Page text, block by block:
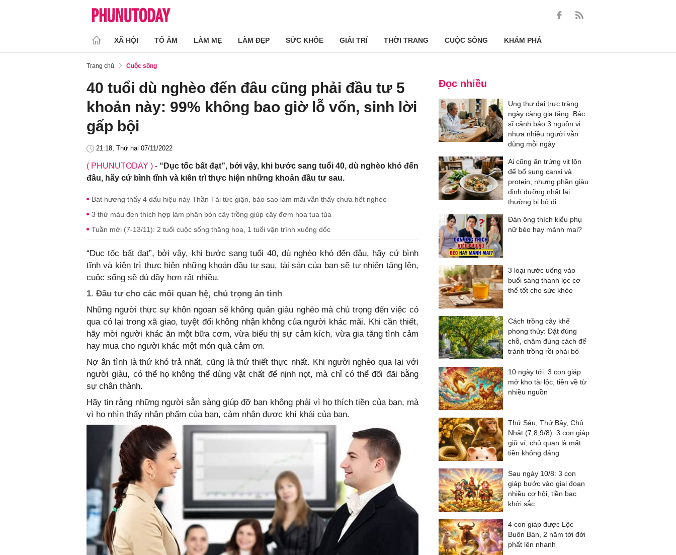
XÃ HỘI TỔ ẤM LÀM MẸ LÀM ĐẸP SỨC KHỎE GIẢI TRÍ THỜI TRANG CUỘC SỐNG KHÁM PHÁ
Trang chủ Cuộc sống
40 tuổi dù nghèo đến đâu cũng phải đầu tư 5
khoản này: 99% không bao giờ lỗ vốn, sinh lời
gấp bội
21:18, Thứ hai 07/11/2022
( PHUNUTODAY ) - “Dục tốc bất đạt”, bởi vậy, khi bước sang tuổi 40, dù nghèo khó đến
đâu, hãy cứ bình tĩnh và kiên trì thực hiện những khoản đầu tư sau.
Bát hương thấy 4 dấu hiệu này Thần Tài tức giận, bảo sao làm mãi vẫn thấy chưa hết nghèo
3 thứ màu đen thích hợp làm phân bón cây trồng giúp cây đơm hoa tua tủa
Tuần mới (7-13/11): 2 tuổi cuộc sống thăng hoa, 1 tuổi vận trình xuống dốc
“Dục tốc bất đạt”, bởi vậy, khi bước sang tuổi 40, dù nghèo khó đến đâu, hãy cứ bình
tĩnh và kiên trì thực hiện những khoản đầu tư sau, tài sản của bạn sẽ tự nhiên tăng lên,
cuộc sống sẽ đủ đầy hơn rất nhiều.
1. Đầu tư cho các mối quan hệ, chú trọng ân tình
Những người thực sự khôn ngoan sẽ không quản giàu nghèo mà chú trọng đến việc có
qua có lại trong xã giao, tuyệt đối không nhận không của người khác mãi. Khi cần thiết,
hãy mời người khác ăn một bữa cơm, vừa biểu thị sự cảm kích, vừa gia tăng tình cảm
hay mua cho người khác một món quà cảm ơn.
Nợ ân tình là thứ khó trả nhất, cũng là thứ thiết thực nhất. Khi người nghèo qua lại với
người giàu, có thể họ không thể dùng vật chất để nịnh nọt, mà chỉ có thể đối đãi bằng
sự chân thành.
Hãy tin rằng những người sẵn sàng giúp đỡ bạn không phải vì họ thích tiền của bạn, mà
vì họ nhìn thấy nhân phẩm của bạn, cảm nhận được khí khái của bạn.
Đọc nhiều
Ung thư đại trực tràng
ngày càng gia tăng: Bác
sĩ cảnh báo 3 nguồn vi
nhựa nhiều người vẫn
dùng mỗi ngày
Ai cũng ăn trứng vịt lộn
để bổ sung canxi và
protein, nhưng phần giàu
dinh dưỡng nhất lại
thường bị bỏ đi
Đàn ông thích kiểu phụ
nữ béo hay mảnh mai?
3 loại nước uống vào
buổi sáng thanh lọc cơ
thể tốt cho sức khỏe
Cách trồng cây khế
phong thủy: Đặt đúng
chỗ, chăm đúng cách để
tránh trồng rồi phải bỏ
10 ngày tới: 3 con giáp
mở kho tài lộc, tiền về từ
nhiều nguồn
Thứ Sáu, Thứ Bảy, Chủ
Nhật (7,8,9/8): 3 con giáp
giữ ví, chủ quan là mất
tiền không đáng
Sau ngày 10/8: 3 con
giáp bước vào giai đoạn
nhiều cơ hội, tiền bạc
khởi sắc
4 con giáp được Lộc
Buôn Bán, 2 năm tới đời
phất lên nhanh